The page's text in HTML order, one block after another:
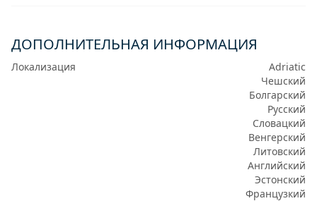
ДОПОЛНИТЕЛЬНАЯ ИНФОРМАЦИЯ
Локализация
Adriatic
Чешский
Болгарский
Русский
Словацкий
Венгерский
Литовский
Английский
Эстонский
Французкий